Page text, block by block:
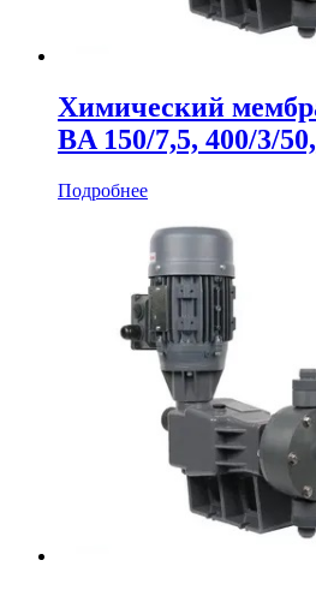
Химический
BA 150/7,5, 400/3/
Подробнее